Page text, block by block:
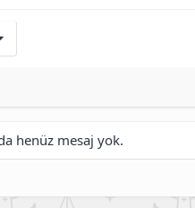
henüz mesaj yok.